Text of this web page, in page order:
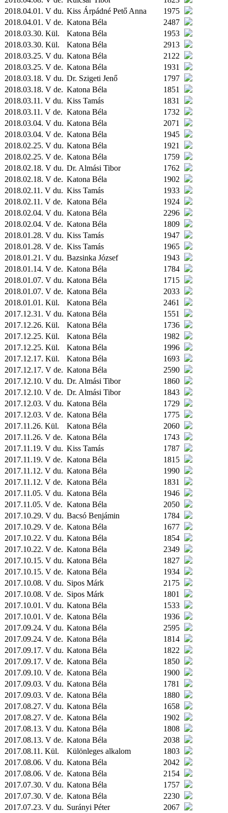
2018.04.01. V du. Kiss Árpádné Pető Anna
1975
2018.04.01. V de. Katona Béla
2487
2018.03.30. Kül. Katona Béla
1953
2018.03.30. Kül. Katona Béla
2913
2018.03.25. V du. Katona Béla
2122
2018.03.25. V de. Katona Béla
1931
2018.03.18. V du. Dr. Szigeti Jenő
1797
2018.03.18. V de. Katona Béla
1851
2018.03.11. V du. Kiss Tamás
1831
2018.03.11. V de. Katona Béla
1732
2018.03.04. V du. Katona Béla
2071
2018.03.04. V de. Katona Béla
1945
2018.02.25. V du. Katona Béla
1921
2018.02.25. V de. Katona Béla
1759
2018.02.18. V du. Dr. Almási Tibor
1762
2018.02.18. V de. Katona Béla
1902
2018.02.11. V du. Kiss Tamás
1933
2018.02.11. V de. Katona Béla
1924
2018.02.04. V du. Katona Béla
2296
2018.02.04. V de. Katona Béla
1809
2018.01.28. V du. Kiss Tamás
1947
2018.01.28. V de. Kiss Tamás
1965
2018.01.21. V du. Bazsinka József
1943
2018.01.14. V de. Katona Béla
1784
2018.01.07. V du. Katona Béla
1715
2018.01.07. V de. Katona Béla
2033
2018.01.01. Kül. Katona Béla
2461
2017.12.31. V du. Katona Béla
1551
2017.12.26. Kül. Katona Béla
1736
2017.12.25. Kül. Katona Béla
1982
2017.12.25. Kül. Katona Béla
1996
2017.12.17. Kül. Katona Béla
1693
2017.12.17. V de. Katona Béla
2590
2017.12.10. V du. Dr. Almási Tibor
1860
2017.12.10. V de. Dr. Almási Tibor
1843
2017.12.03. V du. Katona Béla
1729
2017.12.03. V de. Katona Béla
1775
2017.11.26. Kül. Katona Béla
2060
2017.11.26. V de. Katona Béla
1743
2017.11.19. V du. Kiss Tamás
1787
2017.11.19. V de. Katona Béla
1815
2017.11.12. V du. Katona Béla
1990
2017.11.12. V de. Katona Béla
1831
2017.11.05. V du. Katona Béla
1946
2017.11.05. V de. Katona Béla
2050
2017.10.29. V du. Bacsó Benjámin
1784
2017.10.29. V de. Katona Béla
1677
2017.10.22. V du. Katona Béla
1854
2017.10.22. V de. Katona Béla
2349
2017.10.15. V du. Katona Béla
1827
2017.10.15. V de. Katona Béla
1934
2017.10.08. V du. Sipos Márk
2175
2017.10.08. V de. Sipos Márk
1801
2017.10.01. V du. Katona Béla
1533
2017.10.01. V de. Katona Béla
1936
2017.09.24. V du. Katona Béla
2595
2017.09.24. V de. Katona Béla
1814
2017.09.17. V du. Katona Béla
1822
2017.09.17. V de. Katona Béla
1850
2017.09.10. V de. Katona Béla
1900
2017.09.03. V du. Katona Béla
1781
2017.09.03. V de. Katona Béla
1880
2017.08.27. V du. Katona Béla
1658
2017.08.27. V de. Katona Béla
1902
2017.08.13. V du. Katona Béla
1808
2017.08.13. V de. Katona Béla
2038
2017.08.11. Kül. Különleges alkalom
1803
2017.08.06. V du. Katona Béla
2042
2017.08.06. V de. Katona Béla
2154
2017.07.30. V du. Katona Béla
1757
2017.07.30. V de. Katona Béla
2230
2017.07.23. V du. Surányi Péter
2067